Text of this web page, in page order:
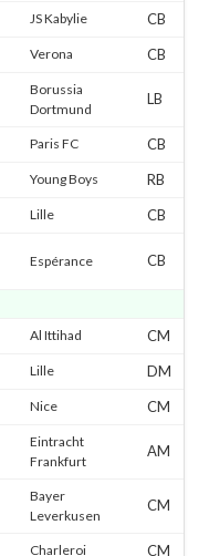
JS Kabylie
CB
Verona CB
Borussia
Dortmund
LB
Paris FC
CB
Young Boys
RB
Lille CB
Espérance CB
Al Ittihad
CM
Lille
DM
Nice CM
Eintracht
Frankfurt
AM
Bayer
Leverkusen
CM
Charleroi
CM